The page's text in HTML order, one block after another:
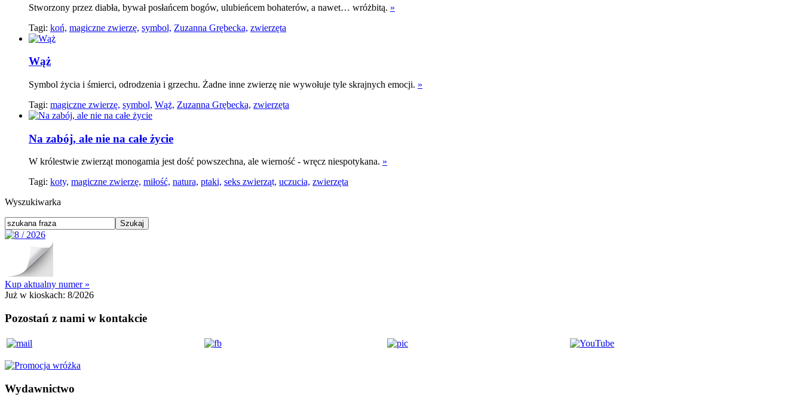
Stworzony przez diabła, bywał posłańcem bogów, ulubieńcem bohaterów, a nawet… wróżbitą. »
Tagi: koń, magiczne zwierzę, symbol, Zuzanna Grębecka, zwierzęta
Wąż
Symbol życia i śmierci, odrodzenia i grzechu. Żadne inne zwierzę nie wywołuje tyle skrajnych emocji. »
Tagi: magiczne zwierzę, symbol, Wąż, Zuzanna Grębecka, zwierzęta
Na zabój, ale nie na całe życie
W królestwie zwierząt monogamia jest dość powszechna, ale wierność - wręcz niespotykana. »
Tagi: koty, magiczne zwierzę, miłość, natura, ptaki, seks zwierząt, uczucia, zwierzęta
Wyszukiwarka
Kup aktualny numer »
Już w kioskach: 8/2026
Pozostań z nami w kontakcie
Wydawnictwo